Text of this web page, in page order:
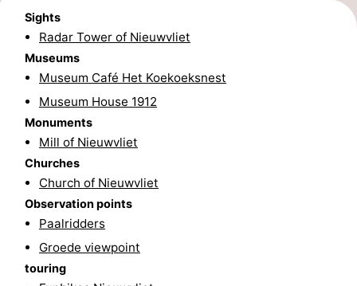
Swimming
pools
Horse
riding
Golf
courses
Surfing
Sportfishing
Shark
teeth
Seals
spotting
Sights
Radar Tower of Nieuwvliet
Museums
Museum Café Het Koekoeksnest
Museum House 1912
Monuments
Mill of Nieuwvliet
Churches
Church of Nieuwvliet
Observation points
Paalridders
Groede viewpoint
touring